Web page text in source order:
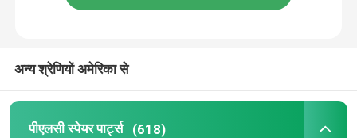
वुडवर्ड मॉड्यूल
एमर्सन ईप्रो
अन्य श्रेणियों अमेरिका से
पीएलसी स्पेयर पार्ट्स (618)